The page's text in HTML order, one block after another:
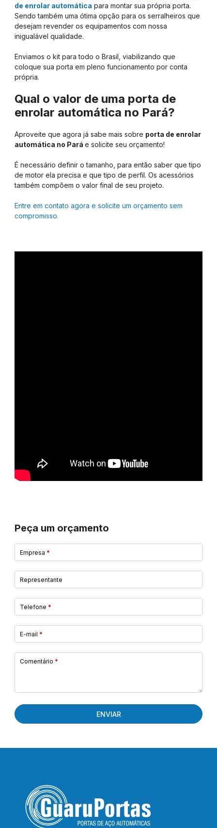
de enrolar automática para montar sua própria porta.
Sendo também uma ótima opção para os serralheiros que
desejam revender os equipamentos com nossa
inigualável qualidade.
Enviamos o kit para todo o Brasil, viabilizando que
coloque sua porta em pleno funcionamento por conta
própria.
Qual o valor de uma porta de
enrolar automática no Pará?
Aproveite que agora já sabe mais sobre porta de enrolar
automática no Pará e solicite seu orçamento!
É necessário definir o tamanho, para então saber que tipo
de motor ela precisa e que tipo de perfil. Os acessórios
também compõem o valor final de seu projeto.
Entre em contato agora e solicite um orçamento sem
compromisso.
Peça um orçamento
Empresa *
Representante
Telefone *
E-mail *
Comentário *
ENVIAR